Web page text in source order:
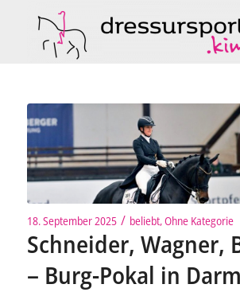
18. September 2025 / beliebt,Ohne Kategorie
Schneider, Wagner,
– Burg-Pokal in